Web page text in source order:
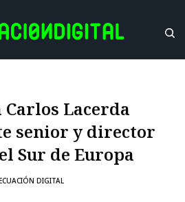
Carlos Lacerda
senior y director
Sur de Europa
DIGITAL